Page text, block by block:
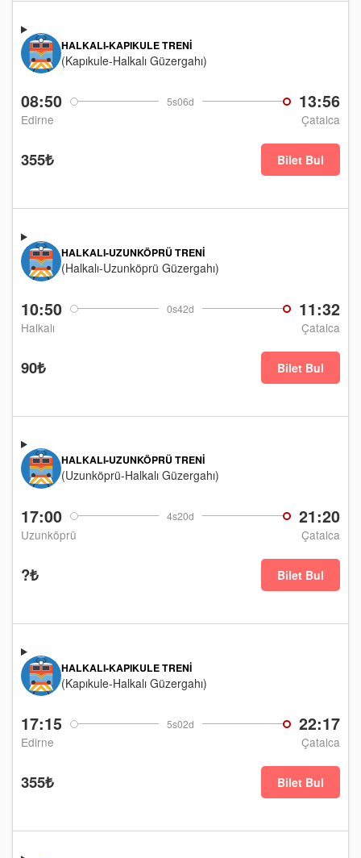
08:50 5s06d 13:56
Edirne Çatalca
HALKALI-KAPIKULE TRENI
(Kapıkule-Halkalı Güzergahı)
355₺ Bilet Bul
10:50 0s42d 11:32
Halkalı Çatalca
HALKALI-UZUNKÖPRÜ TRENI
(Halkalı-Uzunköprü Güzergahı)
90₺ Bilet Bul
17:00 4s20d 21:20
Uzunköprü Çatalca
HALKALI-UZUNKÖPRÜ TRENI
(Uzunköprü-Halkalı Güzergahı)
?₺ Bilet Bul
17:15 5s02d 22:17
Edirne Çatalca
HALKALI-KAPIKULE TRENI
(Kapıkule-Halkalı Güzergahı)
355₺ Bilet Bul